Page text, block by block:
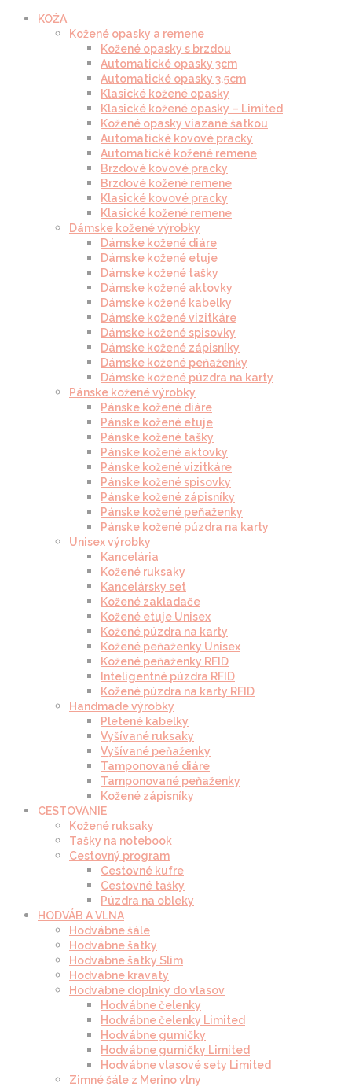
KOŽA
Kožené opasky a remene
Kožené opasky s brzdou
Automatické opasky 3cm
Automatické opasky 3.5cm
Klasické kožené opasky
Klasické kožené opasky – Limited
Kožené opasky viazané šatkou
Automatické kovové pracky
Automatické kožené remene
Brzdové kovové pracky
Brzdové kožené remene
Klasické kovové pracky
Klasické kožené remene
Dámske kožené výrobky
Dámske kožené diáre
Dámske kožené etuje
Dámske kožené tašky
Dámske kožené aktovky
Dámske kožené kabelky
Dámske kožené vizitkáre
Dámske kožené spisovky
Dámske kožené zápisníky
Dámske kožené peňaženky
Dámske kožené púzdra na karty
Pánske kožené výrobky
Pánske kožené diáre
Pánske kožené etuje
Pánske kožené tašky
Pánske kožené aktovky
Pánske kožené vizitkáre
Pánske kožené spisovky
Pánske kožené zápisníky
Pánske kožené peňaženky
Pánske kožené púzdra na karty
Unisex výrobky
Kancelária
Kožené ruksaky
Kancelársky set
Kožené zakladače
Kožené etuje Unisex
Kožené púzdra na karty
Kožené peňaženky Unisex
Kožené peňaženky RFID
Inteligentné púzdra RFID
Kožené púzdra na karty RFID
Handmade výrobky
Pletené kabelky
Vyšívané ruksaky
Vyšívané peňaženky
Tamponované diáre
Tamponované peňaženky
Kožené zápisníky
CESTOVANIE
Kožené ruksaky
Tašky na notebook
Cestovný program
Cestovné kufre
Cestovné tašky
Púzdra na obleky
HODVÁB A VLNA
Hodvábne šále
Hodvábne šatky
Hodvábne šatky Slim
Hodvábne kravaty
Hodvábne doplnky do vlasov
Hodvábne čelenky
Hodvábne čelenky Limited
Hodvábne gumičky
Hodvábne gumičky Limited
Hodvábne vlasové sety Limited
Zimné šále z Merino vlny